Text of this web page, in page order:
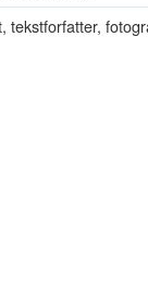
tekstforfatter,